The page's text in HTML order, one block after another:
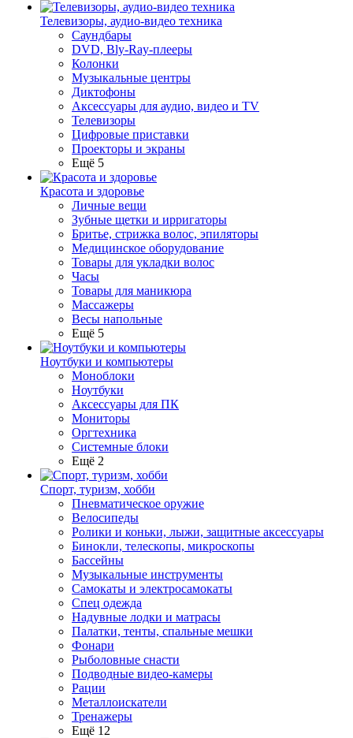
Телевизоры, аудио-видео техника
Саундбары
DVD, Bly-Ray-плееры
Колонки
Музыкальные центры
Диктофоны
Аксессуары для аудио, видео и TV
Телевизоры
Цифровые приставки
Проекторы и экраны
Ещё 5
Красота и здоровье
Личные вещи
Зубные щетки и ирригаторы
Бритье, стрижка волос, эпиляторы
Медицинское оборудование
Товары для укладки волос
Часы
Товары для маникюра
Массажеры
Весы напольные
Ещё 5
Ноутбуки и компьютеры
Моноблоки
Ноутбуки
Аксессуары для ПК
Мониторы
Оргтехника
Системные блоки
Ещё 2
Спорт, туризм, хобби
Пневматическое оружие
Велосипеды
Ролики и коньки, лыжи, защитные аксессуары
Бинокли, телескопы, микроскопы
Бассейны
Музыкальные инструменты
Самокаты и электросамокаты
Спец одежда
Надувные лодки и матрасы
Палатки, тенты, спальные мешки
Фонари
Рыболовные снасти
Подводные видео-камеры
Рации
Металлоискатели
Тренажеры
Ещё 12